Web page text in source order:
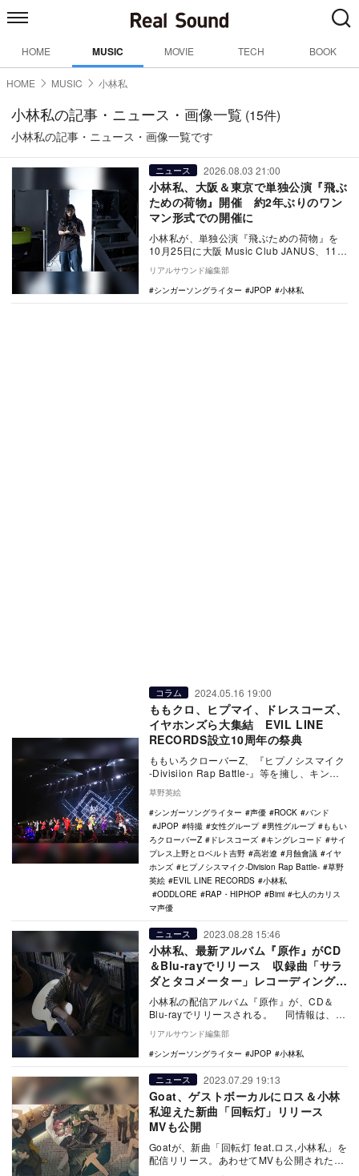
HOME MUSIC MOVIE TECH BOOK
HOME MUSIC 小林私
小林私の記事・ニュース・画像一覧 (15件)
小林私の記事・ニュース・画像一覧です
ニュース 2026.08.03 21:00
小林私、大阪＆東京で単独公演『飛ぶ
ための荷物』開催 約2年ぶりのワン
マン形式での開催に
小林私が、単独公演『飛ぶための荷物』を
10月25日に大阪 Music Club JANUS、11月
8日に東京 I'M A SHO…
リアルサウンド編集部
シンガーソングライター
JPOP 小林私
コラム 2024.05.16 19:00
ももクロ、ヒプマイ、ドレスコーズ、
イヤホンズら大集結 EVIL LINE
RECORDS設立10周年の祭典
ももいろクローバーZ、『ヒプノシスマイク
-Divisiion Rap Battle-』等を擁し、キング
草野英絵
シンガーソングライター
声優 ROCK
バンド
JPOP
特撮 女性グループ 男性グループ
ももい
ろクローバーZ
ドレスコーズ キングレコード
サイ
プレス上野とロベルト吉野
高岩遼 月蝕會議
イヤ
ホンズ
ヒプノシスマイク-Division Rap Battle-
草野
英絵
EVIL LINE RECORDS
小林私
ODDLORE
RAP・HIPHOP Bimi
七人のカリス
マ声優
ニュース 2023.08.28 15:46
小林私、最新アルバム『原作』がCD
＆Blu-rayでリリース 収録曲「サラ
ダとタコメーター」レコーディング映
像プレミア公開も
小林私の配信アルバム『原作』が、CD＆
Blu-rayでリリースされる。 同情報は、8
月27日に東京 I‘M A SHOWにて…
リアルサウンド編集部
シンガーソングライター
JPOP 小林私
ニュース 2023.07.29 19:13
Goat、ゲストボーカルにロス＆小林
私迎えた新曲「回転灯」リリース
MVも公開
Goatが、新曲「回転灯 feat.ロス,小林私」を
配信リリース。あわせてMVも公開された。
回転灯 feat. ロス, 小林…